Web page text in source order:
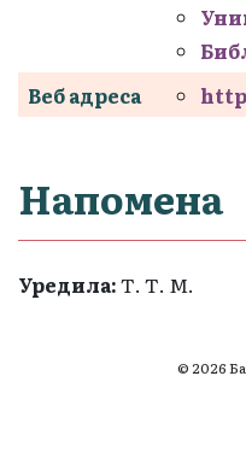
Веб адреса
Напомена
Уредила:Т. Т. М.
© 2026